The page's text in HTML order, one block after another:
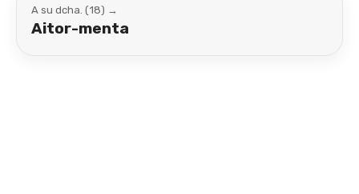
A su dcha. (18) →
Aitor-menta